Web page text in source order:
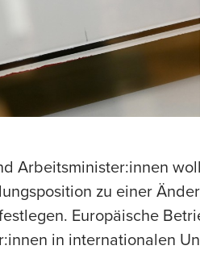
Arbeitsminister:innen
zu einer
Europäische
in internationalen